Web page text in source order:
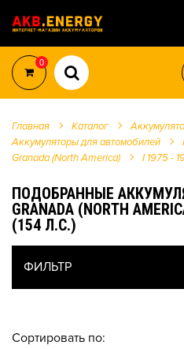
0
Главная Каталог
Аккумуляторы для автомобилей
Granada (North America)
I 1975 -
ПОДОБРАННЫЕ
GRANADA (NORTH
(154 Л.С.)
ФИЛЬТР
Сортировать по: